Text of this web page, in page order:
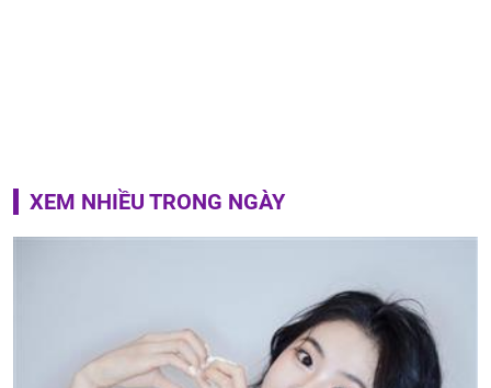
XEM NHIỀU TRONG NGÀY